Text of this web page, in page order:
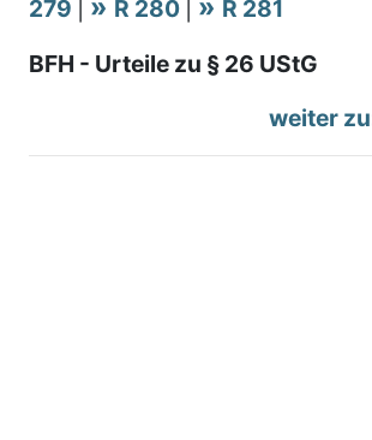
279 R 280
R 281
BFH - Urteile zu § 26 UStG
weiter